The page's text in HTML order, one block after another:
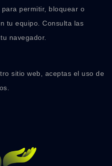
permitir, bloquear o
tu equipo. Consulta las
navegador.
sitio web, aceptas el uso de